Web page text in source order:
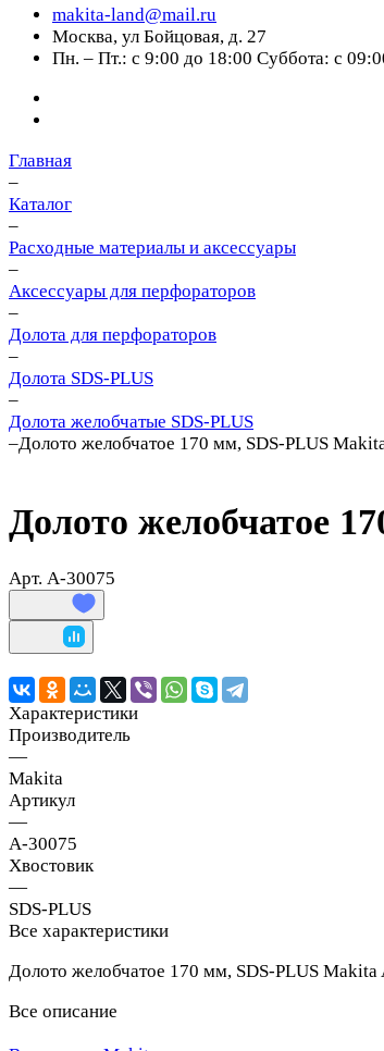
makita-land@mail.ru
Москва, ул Бойцовая, д. 27
Пн. – Пт.: с 9:00 до 18:00 Суббота: с
Главная
–
Каталог
–
Расходные материалы и аксессуары
–
Аксессуары для перфораторов
–
Долота для перфораторов
–
Долота SDS-PLUS
–
Долота желобчатые SDS-PLUS
–Долото желобчатое 170 мм, SDS-PLUS
Долото желобчатое
Арт. A-30075
Характеристики
Производитель
—
Makita
Артикул
—
A-30075
Хвостовик
—
SDS-PLUS
Все характеристики
Долото желобчатое 170 мм, SDS-PLUS Makita
Все описание